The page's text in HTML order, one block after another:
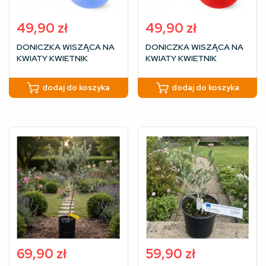
49,90 zł
DONICZKA WISZĄCA NA
KWIATY KWIETNIK
TARAS NIEBIESKA 26cm
dodaj do koszyka
49,90 zł
DONICZKA WISZĄCA NA
KWIATY KWIETNIK
TARAS CZERWONA 26cm
dodaj do koszyka
69,90 zł 59,90 zł